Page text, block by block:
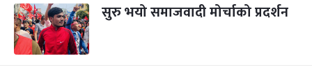
सुरु भयो समाजवादी मोर्चाको प्रदर्शन